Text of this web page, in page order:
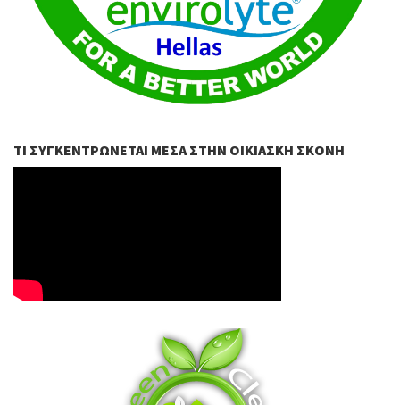
ΤΙ ΣΥΓΚΕΝΤΡΏΝΕΤΑΙ ΜΈΣΑ ΣΤΗΝ ΟΙΚΙΑΣΚΉ ΣΚΌΝΗ